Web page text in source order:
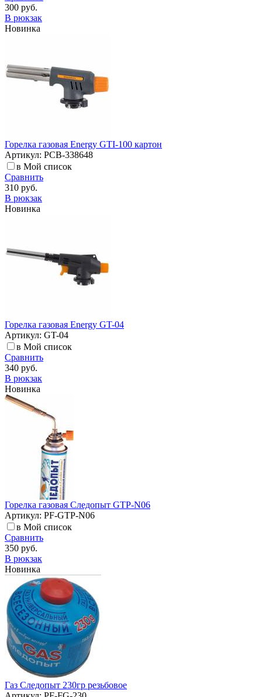
300 руб.
В рюкзак
Новинка
Горелка газовая Energy GTI-100 картон
Артикул: РСВ-338648
в Мой список
Сравнить
310 руб.
В рюкзак
Новинка
Горелка газовая Energy GT-04
Артикул: GT-04
в Мой список
Сравнить
340 руб.
В рюкзак
Новинка
Горелка газовая Следопыт GTP-N06
Артикул: PF-GTP-N06
в Мой список
Сравнить
350 руб.
В рюкзак
Новинка
Газ Следопыт 230гр резьбовое